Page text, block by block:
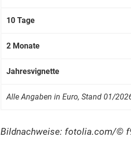
10 Tage
2 Monate
Jah­resvig­nette
Alle Anga­ben in Euro, Stand 01/
Bildnachweise: fotolia.com/©